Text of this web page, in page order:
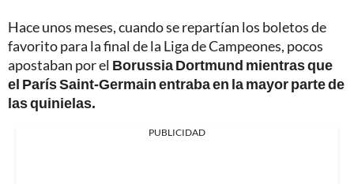
Hace unos meses, cuando se repartían los boletos de
favorito para la final de la Liga de Campeones, pocos
apostaban por el Borussia Dortmund mientras que
el París Saint-Germain entraba en la mayor parte de
las quinielas.
PUBLICIDAD